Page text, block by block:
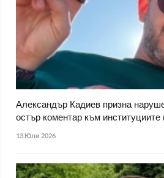
Александър Кадиев призна
остър коментар към институциите
13 Юли 2026